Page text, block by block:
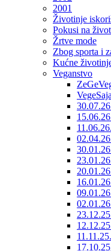
2001
Životinje
Pokusi na
Žrtve mode
Zbog sporta i
Kućne
Veganstvo